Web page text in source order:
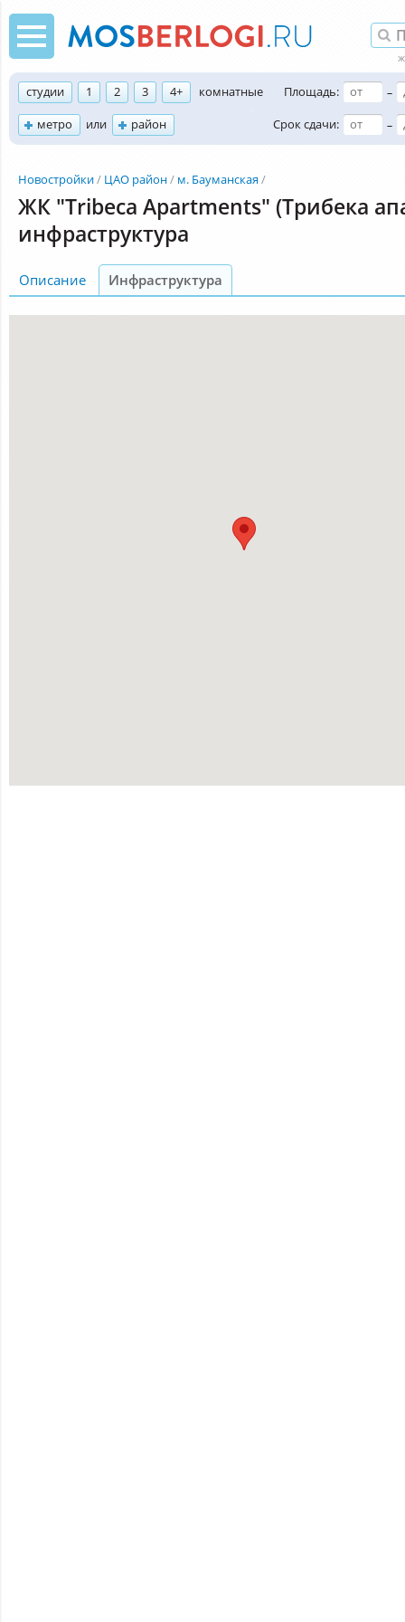
студии 1 2 3 4+
комнатные
метро
или район
Площадь:
–
Срок сдачи:
–
Новостройки ЦАО район м. Бауманская
ЖК "Tribeca Apartments" (Трибека
инфраструктура
Описание Инфраструктура